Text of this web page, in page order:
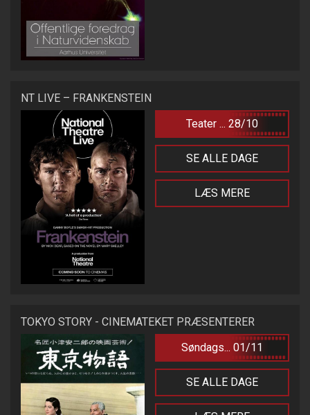
NT LIVE – FRANKENSTEIN
Teater ... 28/10
SE ALLE DAGE
LÆS MERE
TOKYO STORY - CINEMATEKET PRÆSENTERER
Søndags... 01/11
SE ALLE DAGE